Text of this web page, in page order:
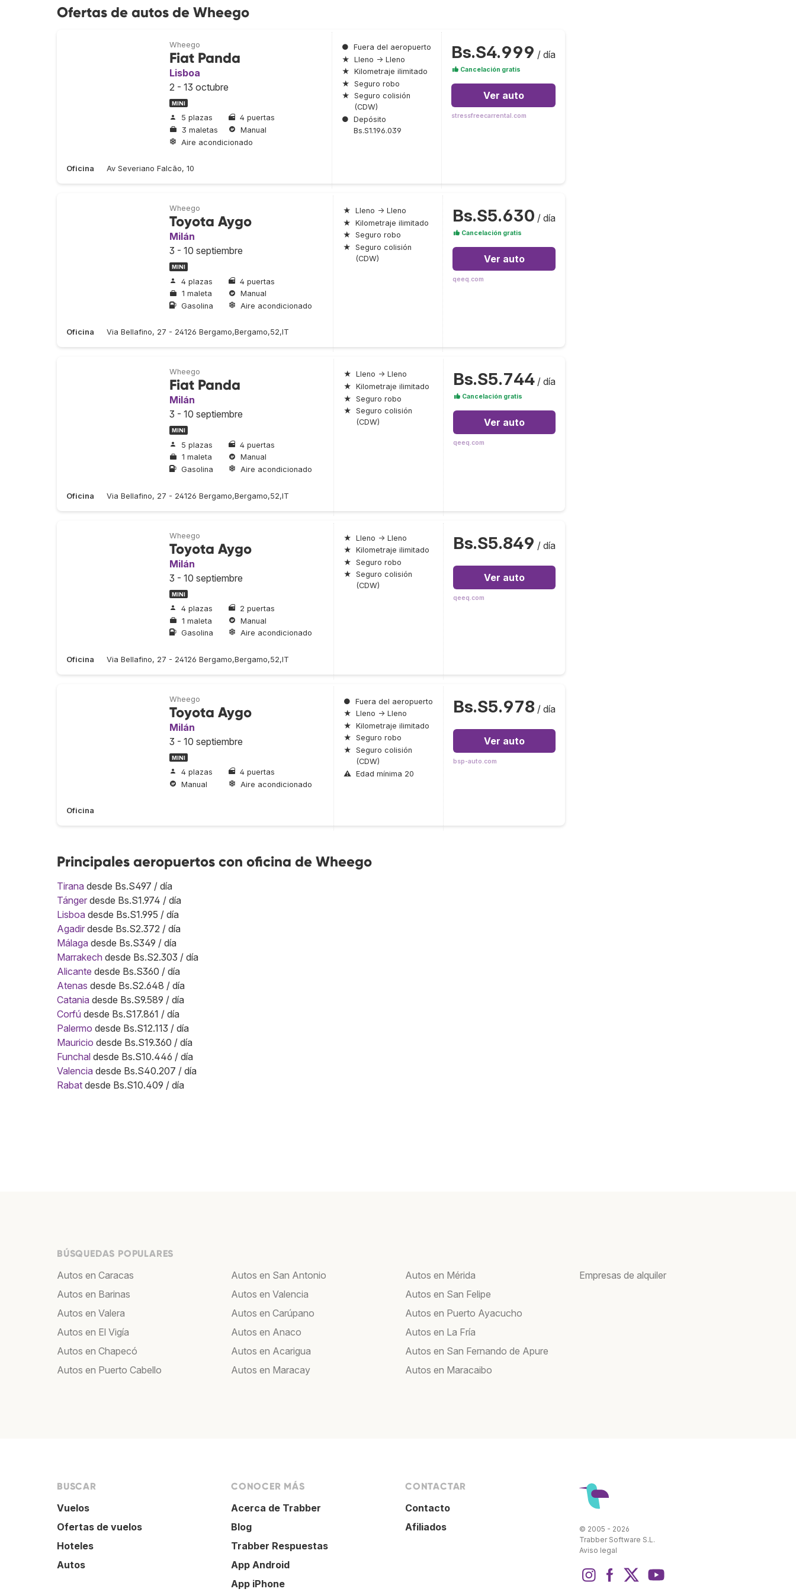
Ofertas de autos de Wheego
Wheego
Fiat Panda
Lisboa
2 - 13 octubre
MINI
5 plazas
4 puertas
3 maletas
Manual
Aire acondicionado
Oficina Av Severiano Falcão, 10
● Fuera del aeropuerto
★ Lleno → Lleno
★ Kilometraje ilimitado
★ Seguro robo
★ Seguro colisión
(CDW)
● Depósito
Bs.S1.196.039
Bs.S4.999 / día
Cancelación gratis
Ver auto
stressfreecarrental.com
Wheego
Toyota Aygo
Milán
3 - 10 septiembre
MINI
4 plazas
4 puertas
1 maleta
Manual
Gasolina
Aire acondicionado
Oficina Via Bellafino, 27 - 24126 Bergamo,Bergamo,52,IT
★ Lleno → Lleno
★ Kilometraje ilimitado
★ Seguro robo
★ Seguro colisión
(CDW)
Bs.S5.630 / día
Cancelación gratis
Ver auto
qeeq.com
Wheego
Fiat Panda
Milán
3 - 10 septiembre
MINI
5 plazas
4 puertas
1 maleta
Manual
Gasolina
Aire acondicionado
Oficina Via Bellafino, 27 - 24126 Bergamo,Bergamo,52,IT
★ Lleno → Lleno
★ Kilometraje ilimitado
★ Seguro robo
★ Seguro colisión
(CDW)
Bs.S5.744 / día
Cancelación gratis
Ver auto
qeeq.com
Wheego
Toyota Aygo
Milán
3 - 10 septiembre
MINI
4 plazas
2 puertas
1 maleta
Manual
Gasolina
Aire acondicionado
Oficina Via Bellafino, 27 - 24126 Bergamo,Bergamo,52,IT
★ Lleno → Lleno
★ Kilometraje ilimitado
★ Seguro robo
★ Seguro colisión
(CDW)
Bs.S5.849 / día
Ver auto
qeeq.com
Wheego
Toyota Aygo
Milán
3 - 10 septiembre
MINI
4 plazas
4 puertas
Manual
Aire acondicionado
Oficina
● Fuera del aeropuerto
★ Lleno → Lleno
★ Kilometraje ilimitado
★ Seguro robo
★ Seguro colisión
(CDW)
⚠ Edad mínima 20
Bs.S5.978 / día
Ver auto
bsp-auto.com
Principales aeropuertos con oficina de Wheego
Tirana desde Bs.S497 / día
Tánger desde Bs.S1.974 / día
Lisboa desde Bs.S1.995 / día
Agadir desde Bs.S2.372 / día
Málaga desde Bs.S349 / día
Marrakech desde Bs.S2.303 / día
Alicante desde Bs.S360 / día
Atenas desde Bs.S2.648 / día
Catania desde Bs.S9.589 / día
Corfú desde Bs.S17.861 / día
Palermo desde Bs.S12.113 / día
Mauricio desde Bs.S19.360 / día
Funchal desde Bs.S10.446 / día
Valencia desde Bs.S40.207 / día
Rabat desde Bs.S10.409 / día
BÚSQUEDAS POPULARES
Autos en Caracas
Autos en Barinas
Autos en Valera
Autos en El Vigía
Autos en Chapecó
Autos en Puerto Cabello
Autos en San Antonio
Autos en Valencia
Autos en Carúpano
Autos en Anaco
Autos en Acarigua
Autos en Maracay
Autos en Mérida
Autos en San Felipe
Autos en Puerto Ayacucho
Autos en La Fría
Autos en San Fernando de Apure
Autos en Maracaibo
Empresas de alquiler
BUSCAR
Vuelos
Ofertas de vuelos
Hoteles
Autos
CONOCER MÁS
Acerca de Trabber
Blog
Trabber Respuestas
App Android
App iPhone
CONTACTAR
Contacto
Afiliados
© 2005 - 2026
Trabber Software S.L.
Aviso legal